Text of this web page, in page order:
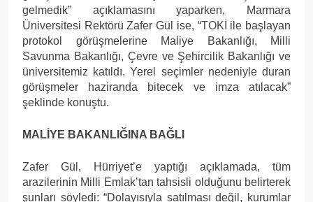
gelmedik” açıklamasını yaparken, Marmara
Üniversitesi Rektörü Zafer Gül ise, “TOKİ ile başlayan
protokol görüşmelerine Maliye Bakanlığı, Milli
Savunma Bakanlığı, Çevre ve Şehircilik Bakanlığı ve
üniversitemiz katıldı. Yerel seçimler nedeniyle duran
görüşmeler haziranda bitecek ve imza atılacak”
şeklinde konuştu.
MALİYE BAKANLIĞINA BAĞLI
Zafer Gül, Hürriyet’e yaptığı açıklamada, tüm
arazilerinin Milli Emlak’tan tahsisli olduğunu belirterek
şunları söyledi: “Dolayısıyla satılması değil, kurumlar